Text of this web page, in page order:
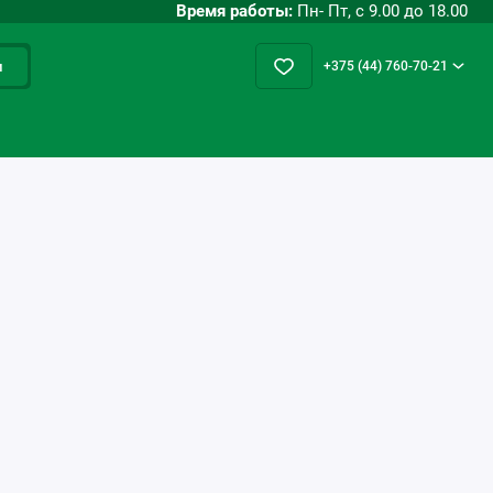
Время работы: Пн- Пт, с 9.00 до 18.00
+375 (44) 760-70-21